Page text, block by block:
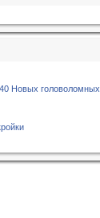
Новых головоломных